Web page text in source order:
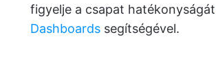
figyelje a csapat hatékonyságát
Dashboards segítségével.